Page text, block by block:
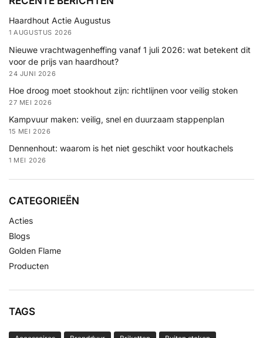
Haardhout Actie Augustus
1 AUGUSTUS 2026
Nieuwe vrachtwagenheffing vanaf 1 juli 2026: wat betekent dit
voor de prijs van haardhout?
24 JUNI 2026
Hoe droog moet stookhout zijn: richtlijnen voor veilig stoken
27 MEI 2026
Kampvuur maken: veilig, snel en duurzaam stappenplan
15 MEI 2026
Dennenhout: waarom is het niet geschikt voor houtkachels
1 MEI 2026
CATEGORIEËN
Acties
Blogs
Golden Flame
Producten
TAGS